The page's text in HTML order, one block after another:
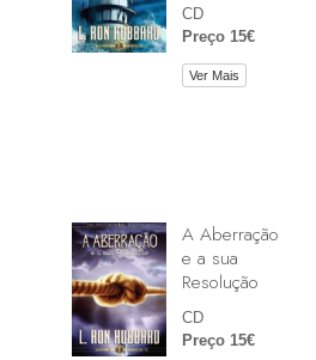
CD
Preço 15€
Ver Mais
A Aberração
e a sua
Resolução
CD
Preço 15€